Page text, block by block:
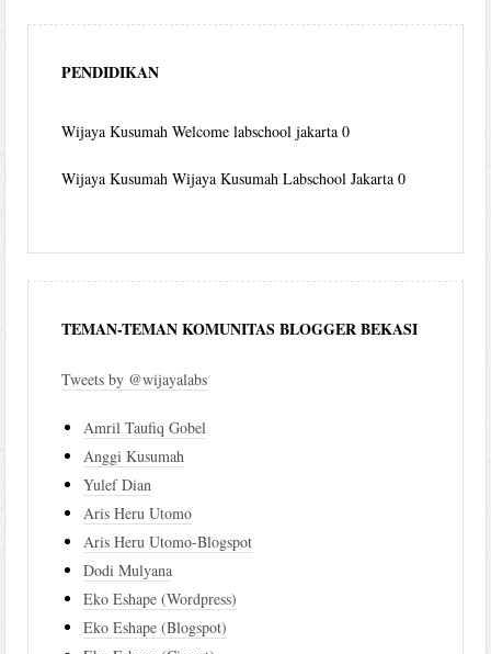
PENDIDIKAN
Wijaya Kusumah Welcome labschool jakarta 0
Wijaya Kusumah Wijaya Kusumah Labschool Jakarta 0
TEMAN-TEMAN KOMUNITAS BLOGGER BEKASI
Tweets by @wijayalabs
Amril Taufiq Gobel
Anggi Kusumah
Yulef Dian
Aris Heru Utomo
Aris Heru Utomo-Blogspot
Dodi Mulyana
Eko Eshape (Wordpress)
Eko Eshape (Blogspot)